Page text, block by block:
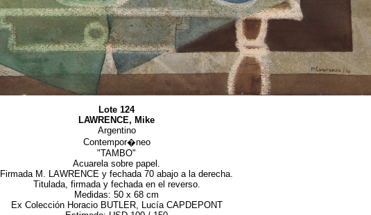
Lote 124
LAWRENCE, Mike
Argentino
Contempor�neo
"TAMBO"
Acuarela sobre papel.
Firmada M. LAWRENCE y fechada 70 abajo a la derecha.
Titulada, firmada y fechada en el reverso.
Medidas: 50 x 68 cm
Ex Colección Horacio BUTLER, Lucía CAPDEPONT